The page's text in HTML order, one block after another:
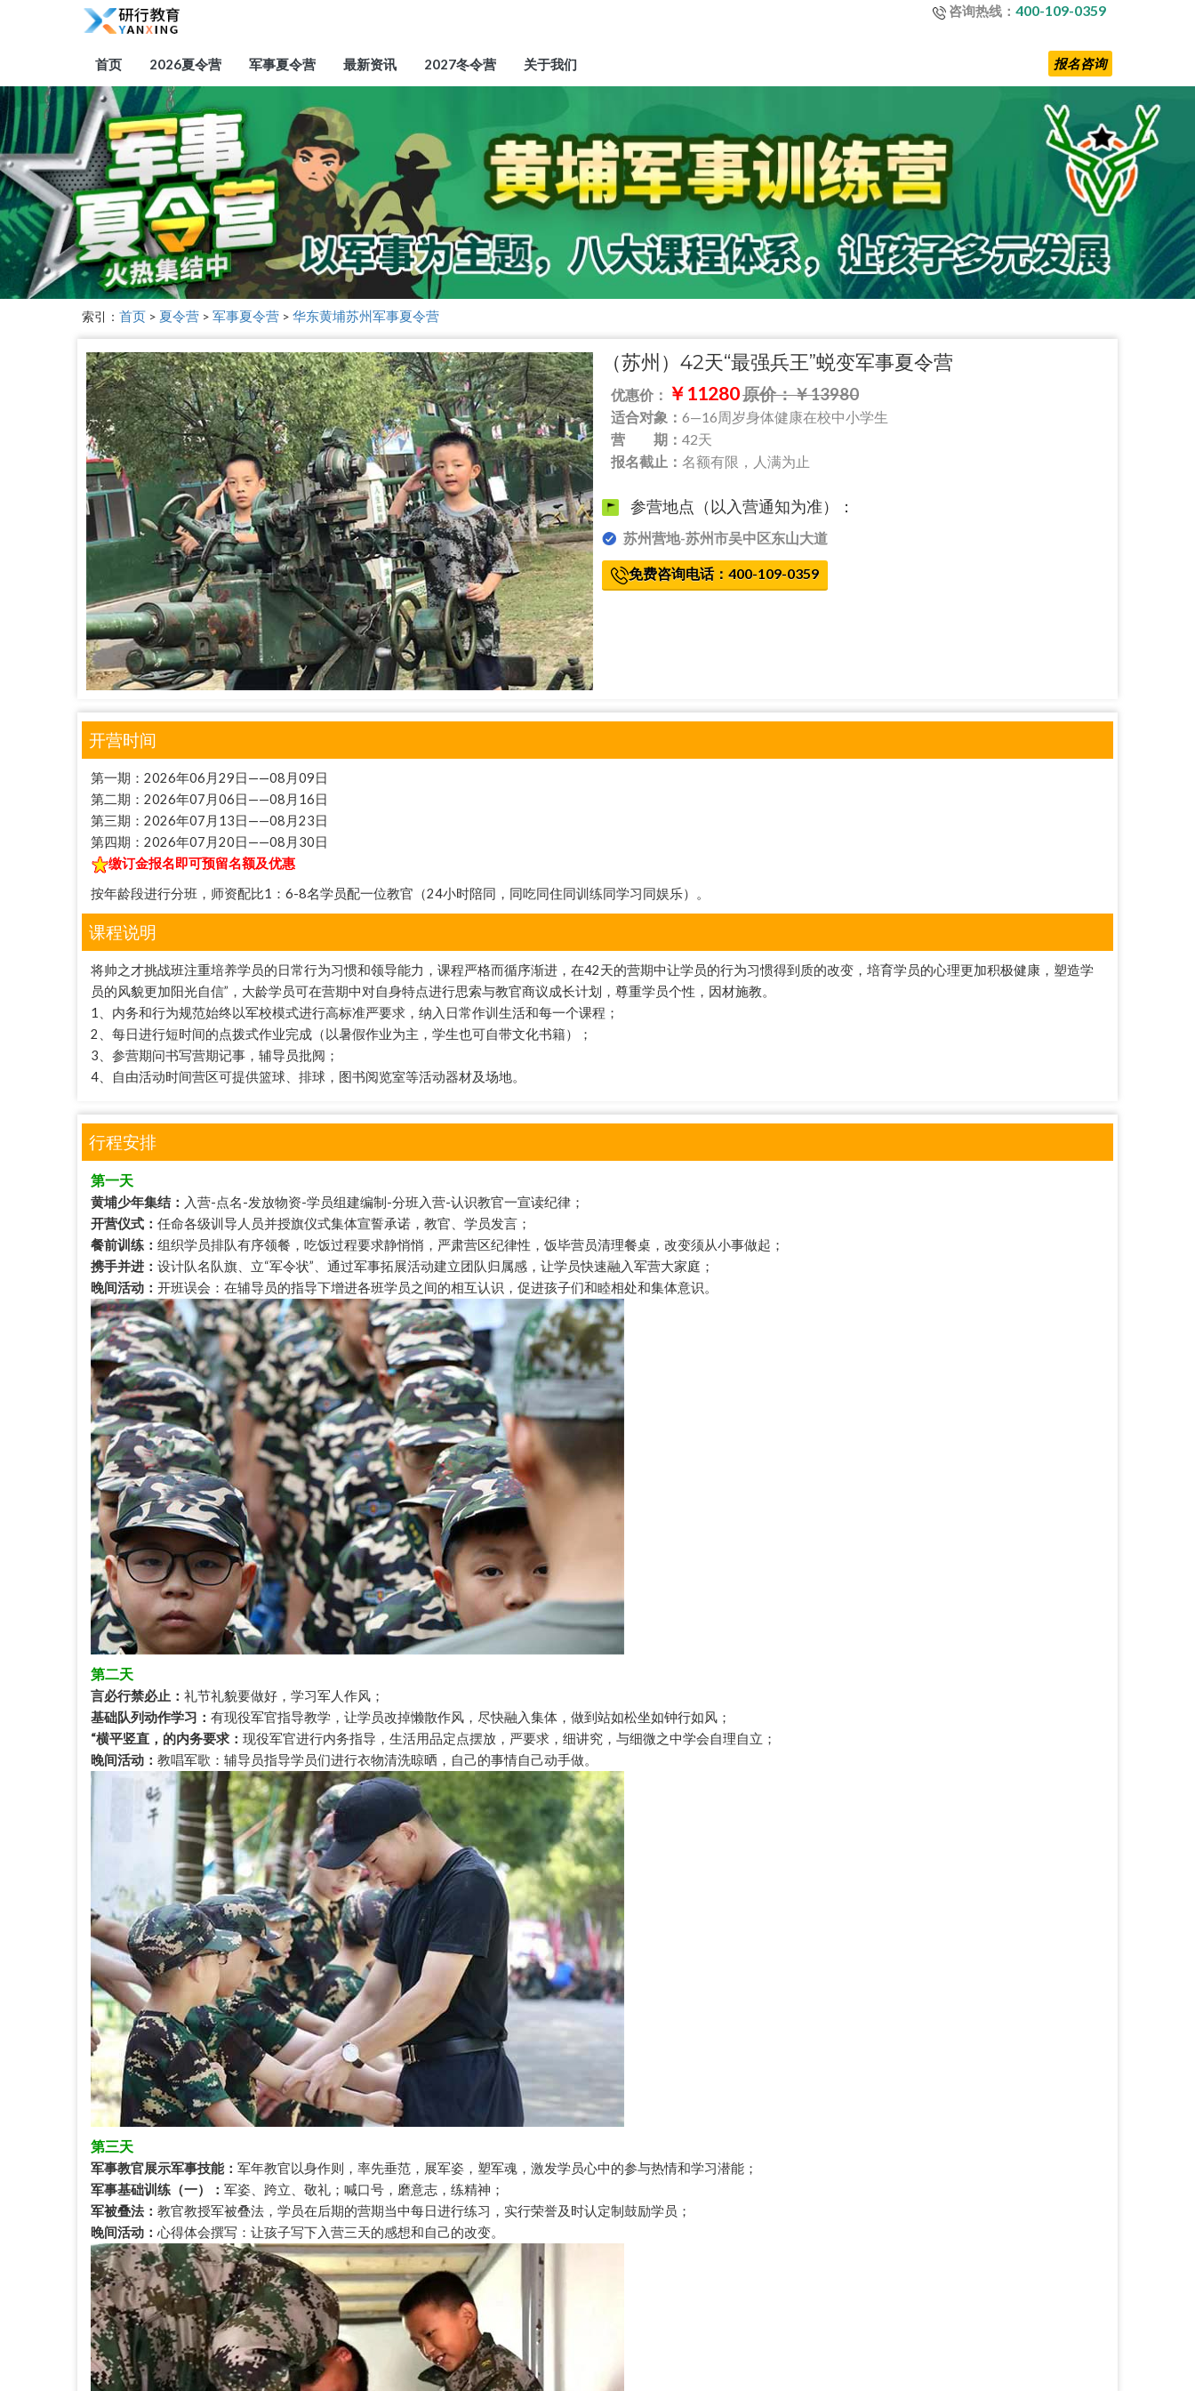
咨询热线： 400-109-0359
首页 2026夏令营 军事夏令营 最新资讯 2027冬令营 关于我们 报名咨询
索引： 首页 > 夏令营 > 军事夏令营 > 华东黄埔苏州军事夏令营
（苏州）42天“最强兵王”蜕变军事夏令营
优惠价： ￥11280原价：￥13980
适合对象： 6—16周岁身体健康在校中小学生
营 期： 42天
报名截止： 名额有限，人满为止
参营地点（以入营通知为准）：
苏州营地-苏州市吴中区东山大道
免费咨询电话：400-109-0359
开营时间
第一期：2026年06月29日——08月09日
第二期：2026年07月06日——08月16日
第三期：2026年07月13日——08月23日
第四期：2026年07月20日——08月30日
缴订金报名即可预留名额及优惠
按年龄段进行分班，师资配比1：6-8名学员配一位教官（24小时陪同，同吃同住同训练同学习同娱乐）。
课程说明
将帅之才挑战班注重培养学员的日常行为习惯和领导能力，课程严格而循序渐进，在42天的营期中让学员的行为习惯得到质的改变，培育学员的心理更加积极健康，塑造学
员的风貌更加阳光自信”，大龄学员可在营期中对自身特点进行思索与教官商议成长计划，尊重学员个性，因材施教。
1、内务和行为规范始终以军校模式进行高标准严要求，纳入日常作训生活和每一个课程；
2、每日进行短时间的点拨式作业完成（以暑假作业为主，学生也可自带文化书籍）；
3、参营期问书写营期记事，辅导员批阋；
4、自由活动时间营区可提供篮球、排球，图书阅览室等活动器材及场地。
行程安排
第一天
黄埔少年集结： 入营-点名-发放物资-学员组建编制-分班入营-认识教官一宣读纪律；
开营仪式： 任命各级训导人员并授旗仪式集体宣誓承诺，教官、学员发言；
餐前训练： 组织学员排队有序领餐，吃饭过程要求静悄悄，严肃营区纪律性，饭毕营员清理餐桌，改变须从小事做起；
携手并进： 设计队名队旗、立“军令状”、通过军事拓展活动建立团队归属感，让学员快速融入军营大家庭；
晚间活动： 开班误会：在辅导员的指导下增进各班学员之间的相互认识，促进孩子们和睦相处和集体意识。
第二天
言必行禁必止： 礼节礼貌要做好，学习军人作风；
基础队列动作学习： 有现役军官指导教学，让学员改掉懒散作风，尽快融入集体，做到站如松坐如钟行如风；
“横平竖直，的内务要求： 现役军官进行内务指导，生活用品定点摆放，严要求，细讲究，与细微之中学会自理自立；
晚间活动： 教唱军歌：辅导员指导学员们进行衣物清洗晾晒，自己的事情自己动手做。
第三天
军事教官展示军事技能： 军年教官以身作则，率先垂范，展军姿，塑军魂，激发学员心中的参与热情和学习潜能；
军事基础训练（一）： 军姿、跨立、敬礼；喊口号，磨意志，练精神；
军被叠法： 教官教授军被叠法，学员在后期的营期当中每日进行练习，实行荣誉及时认定制鼓励学员；
晚间活动： 心得体会撰写：让孩子写下入营三天的感想和自己的改变。